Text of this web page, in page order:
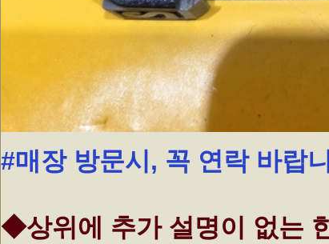
#매장 방문시, 꼭 연락 바랍
◆상위에 추가 설명이 없는